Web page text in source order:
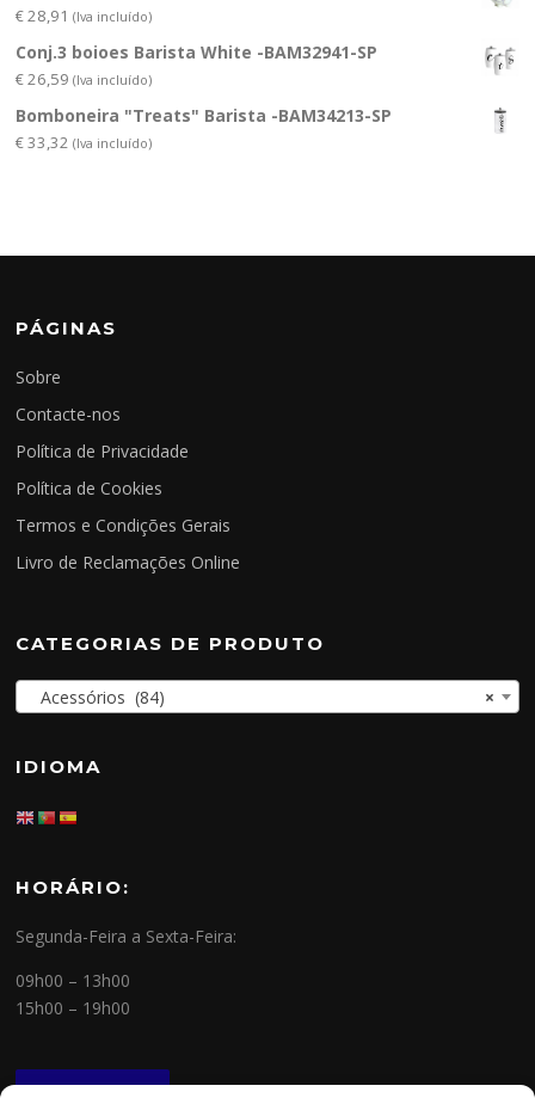
€28,91 (Iva incluído)
Conj.3 boioes Barista White -BAM32941-SP
€26,59 (Iva incluído)
Bomboneira "Treats" Barista -BAM34213-SP
€33,32 (Iva incluído)
PÁGINAS
Sobre
Contacte-nos
Política de Privacidade
Política de Cookies
Termos e Condições Gerais
Livro de Reclamações Online
CATEGORIAS DE PRODUTO
×
Acessórios (84)
IDIOMA
HORÁRIO:
Segunda-Feira a Sexta-Feira:
09h00 – 13h00
15h00 – 19h00
NEWSLETTER